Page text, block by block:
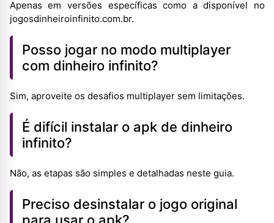
Apenas em versões específicas como a disponível no
jogosdinheiroinfinito.com.br.
Posso jogar no modo multiplayer
com dinheiro infinito?
Sim, aproveite os desafios multiplayer sem limitações.
É difícil instalar o apk de dinheiro
infinito?
Não, as etapas são simples e detalhadas neste guia.
Preciso desinstalar o jogo original
para usar o apk?